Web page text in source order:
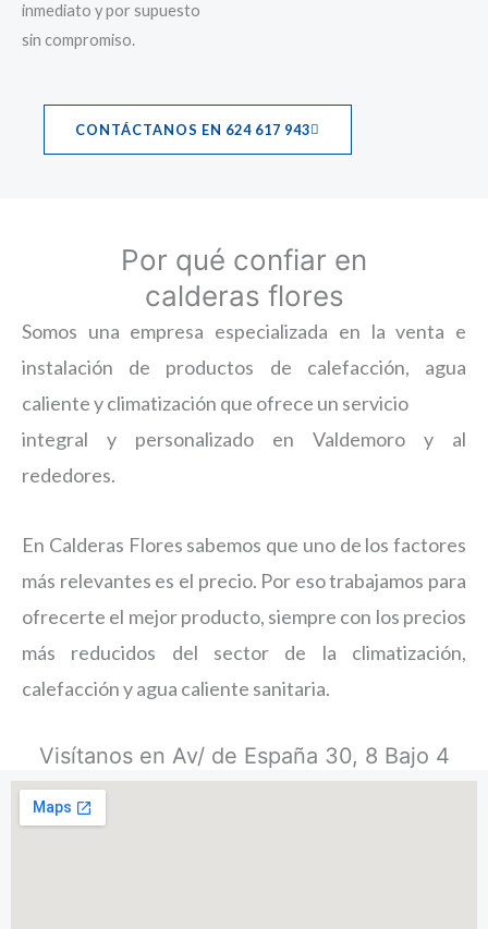
inmediato y por supuesto
sin compromiso.
CONTÁCTANOS EN 624 617 943
Por qué confiar en
calderas flores
Somos una empresa especializada en la venta e
instalación de productos de calefacción, agua
caliente y climatización que ofrece un servicio
integral y personalizado en Valdemoro y al
rededores.
En Calderas Flores sabemos que uno de los factores
más relevantes es el precio. Por eso trabajamos para
ofrecerte el mejor producto, siempre con los precios
más reducidos del sector de la climatización,
calefacción y agua caliente sanitaria.
Visítanos en Av/ de España 30, 8 Bajo 4